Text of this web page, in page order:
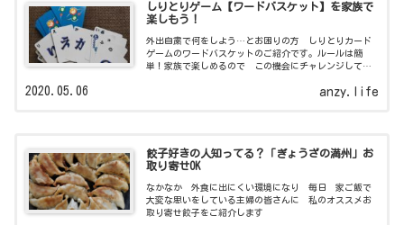
しりとりゲーム【ワードバスケット】を家族で
楽しもう！
外出自粛で何をしよう…とお困りの方 しりとりカード
ゲームのワードバスケットのご紹介です。ルールは簡
単！家族で楽しめるので この機会にチャレンジしてみ
anzy.life
2020.05.06
餃子好きの人知ってる？「ぎょうざの満州」お
取り寄せOK
なかなか 外食に出にくい環境になり 毎日 家ご飯で
大変な思いをしている主婦の皆さんに 私のオススメお
取り寄せ餃子をご紹介します